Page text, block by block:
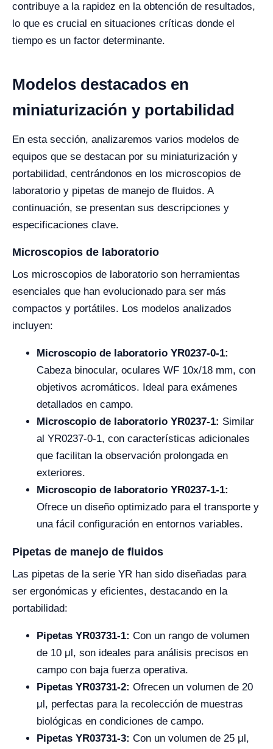
contribuye a la rapidez en la obtención de resultados,
lo que es crucial en situaciones críticas donde el
tiempo es un factor determinante.
Modelos destacados en
miniaturización y portabilidad
En esta sección, analizaremos varios modelos de
equipos que se destacan por su miniaturización y
portabilidad, centrándonos en los microscopios de
laboratorio y pipetas de manejo de fluidos. A
continuación, se presentan sus descripciones y
especificaciones clave.
Microscopios de laboratorio
Los microscopios de laboratorio son herramientas
esenciales que han evolucionado para ser más
compactos y portátiles. Los modelos analizados
incluyen:
Microscopio de laboratorio YR0237-0-1:
Cabeza binocular, oculares WF 10x/18 mm, con
objetivos acromáticos. Ideal para exámenes
detallados en campo.
Microscopio de laboratorio YR0237-1: Similar
al YR0237-0-1, con características adicionales
que facilitan la observación prolongada en
exteriores.
Microscopio de laboratorio YR0237-1-1:
Ofrece un diseño optimizado para el transporte y
una fácil configuración en entornos variables.
Pipetas de manejo de fluidos
Las pipetas de la serie YR han sido diseñadas para
ser ergonómicas y eficientes, destacando en la
portabilidad:
Pipetas YR03731-1: Con un rango de volumen
de 10 μl, son ideales para análisis precisos en
campo con baja fuerza operativa.
Pipetas YR03731-2: Ofrecen un volumen de 20
μl, perfectas para la recolección de muestras
biológicas en condiciones de campo.
Pipetas YR03731-3: Con un volumen de 25 μl,